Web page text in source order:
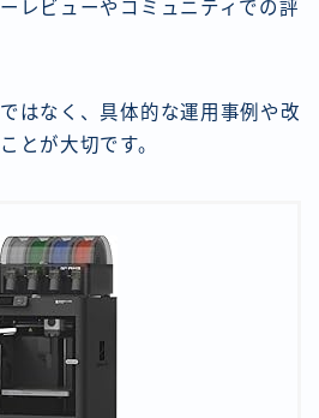
レビューやコミュニティでの評
はなく、具体的な運用事例や改
とが大切です。